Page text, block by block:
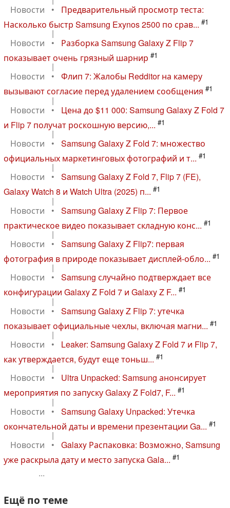
Новости
•
Предварительный просмотр теста:
Насколько быстр Samsung Exynos 2500 по срав... #1
|
Новости
•
Разборка Samsung Galaxy Z Flip 7
показывает очень грязный шарнир #1
|
Новости
•
Флип 7: Жалобы Redditor на камеру
вызывают согласие перед удалением сообщения #1
|
Новости
•
Цена до $11 000: Samsung Galaxy Z Fold 7
и Flip 7 получат роскошную версию,... #1
|
Новости
•
Samsung Galaxy Z Fold 7: множество
официальных маркетинговых фотографий и т... #1
|
Новости
•
Samsung Galaxy Z Fold 7, Flip 7 (FE),
Galaxy Watch 8 и Watch Ultra (2025) п... #1
|
Новости
•
Samsung Galaxy Z Flip 7: Первое
практическое видео показывает складную конс... #1
|
Новости
•
Samsung Galaxy Z Flip7: первая
фотография в природе показывает дисплей-обло... #1
|
Новости
•
Samsung случайно подтверждает все
конфигурации Galaxy Z Fold 7 и Galaxy Z F... #1
|
Новости
•
Samsung Galaxy Z Flip 7: утечка
показывает официальные чехлы, включая магни... #1
|
Новости
•
Leaker: Samsung Galaxy Z Fold 7 и Flip 7,
как утверждается, будут еще тоньш... #1
|
Новости
•
Ultra Unpacked: Samsung анонсирует
мероприятия по запуску Galaxy Z Fold7, F... #1
|
Новости
•
Samsung Galaxy Unpacked: Утечка
окончательной даты и времени презентации Ga... #1
|
Новости
•
Galaxy Распаковка: Возможно, Samsung
уже раскрыла дату и место запуска Gala... #1
...
Ещё по теме